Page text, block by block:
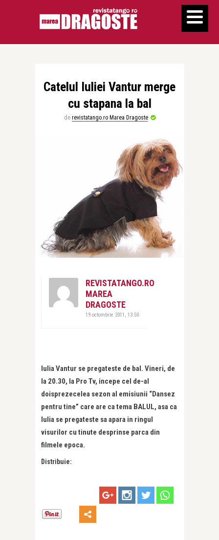
Catelul Iuliei Vantur merge
cu stapana la bal
de revistatango.ro Marea Dragoste
REVISTATANGO.RO
MAREA
DRAGOSTE
19 octombrie 2011, 13:50
Iulia Vantur se pregateste de bal. Vineri, de
la 20.30, la Pro Tv, incepe cel de-al
doisprezecelea sezon al emisiunii “Dansez
pentru tine” care are ca tema BALUL, asa ca
Iulia se pregateste sa apara in ringul
visurilor cu tinute desprinse parca din
filmele epoca.
Distribuie: